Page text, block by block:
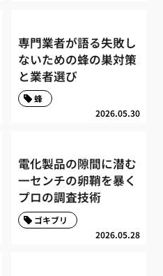
専門業者が語る失敗し
ないための蜂の巣対策
と業者選び
2026.05.30
蜂
電化製品の隙間に潜む
一センチの卵鞘を暴く
プロの調査技術
2026.05.28
ゴキブリ